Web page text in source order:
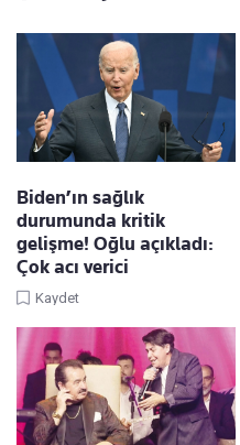
Biden’ın sağlık
durumunda kritik
gelişme! Oğlu açıkladı:
Çok acı verici
Kaydet